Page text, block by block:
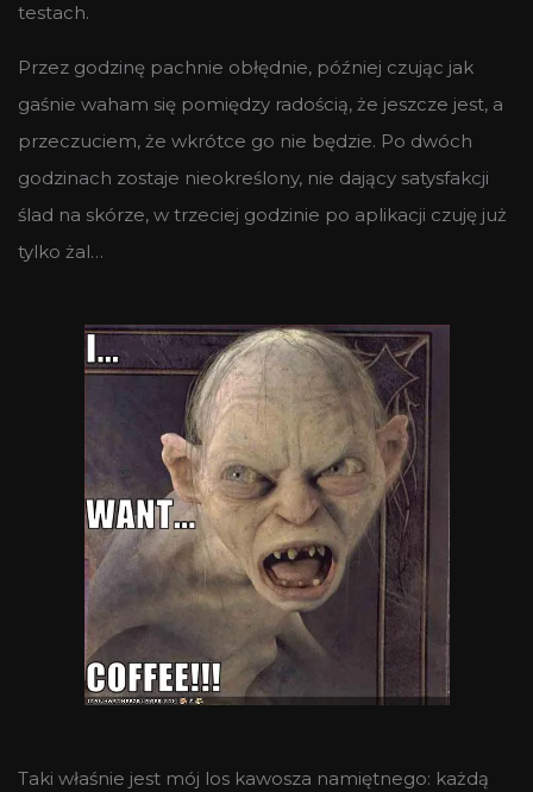
testach.
Przez godzinę pachnie obłędnie, później czując jak
gaśnie waham się pomiędzy radością, że jeszcze jest, a
przeczuciem, że wkrótce go nie będzie. Po dwóch
godzinach zostaje nieokreślony, nie dający satysfakcji
ślad na skórze, w trzeciej godzinie po aplikacji czuję już
tylko żal…
Taki właśnie jest mój los kawosza namiętnego: każdą